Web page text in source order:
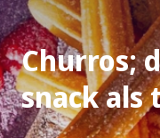
Churros;
snack als